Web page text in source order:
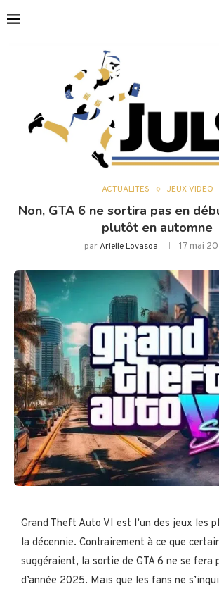
ACTUALITÉS JEUX VIDÉO
Non, GTA 6 ne sortira pas en
plutôt en automne
parArielle Lovasoa 17 mai
Grand Theft Auto VI est l’un des jeux les
la décennie. Contrairement à ce que
suggéraient, la sortie de GTA 6 ne se fera
d’année 2025. Mais que les fans ne